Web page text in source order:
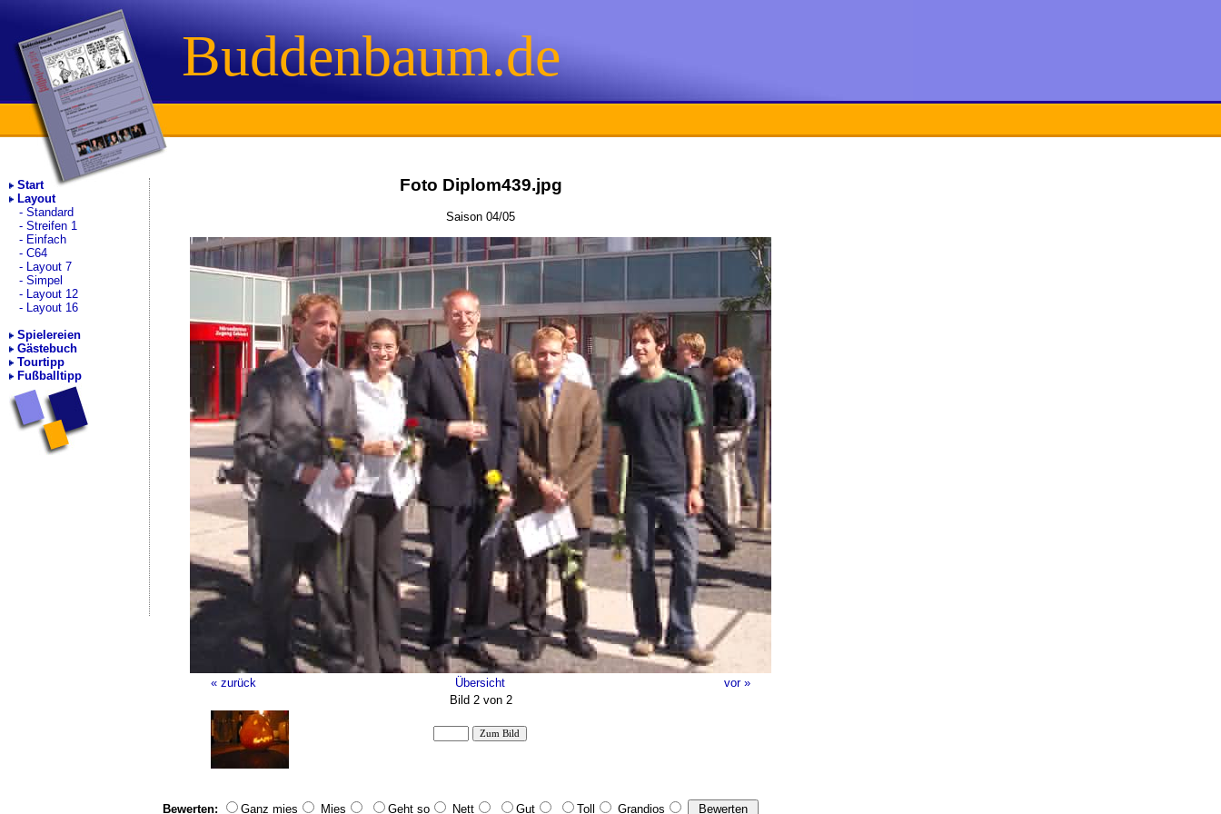
Buddenbaum.de
Start
Layout
Standard
Streifen 1
Einfach
C64
Layout 7
Simpel
Layout 12
Layout 16
Spielereien
Gästebuch
Tourtipp
Fußballtipp
Foto Diplom439.jpg
Saison 04/05
« zurück Übersicht
vor »
Bild 2 von 2
Bewerten: Ganz mies Mies Geht so Nett Gut Toll Grandios